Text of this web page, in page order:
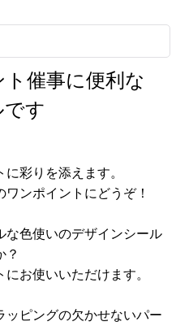
催事に便利な
す
彩りを添えます。
ンポイントにどうぞ！
な色使いのデザインシール
？
お使いいただけます。
ッピングの欠かせないパー